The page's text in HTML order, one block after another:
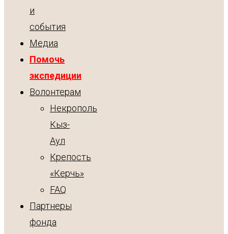
и
события
Медиа
Помочь
экспедиции
Волонтерам
Некрополь
Кыз-
Аул
Крепость
«Керчь»
FAQ
Партнеры
фонда